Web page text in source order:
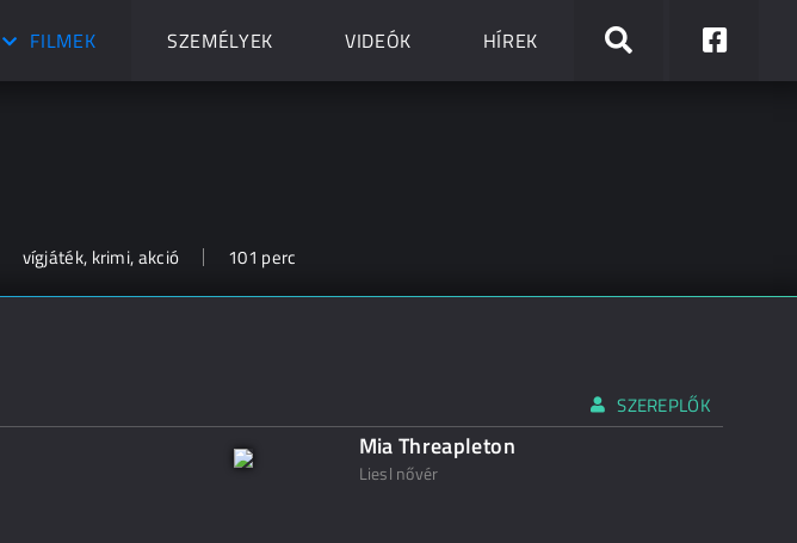
FILMEK SZEMÉLYEK VIDEÓK HÍREK
vígjáték, krimi, akció 101 perc
SZEREPLŐK
Mia Threapleton
Liesl nővér